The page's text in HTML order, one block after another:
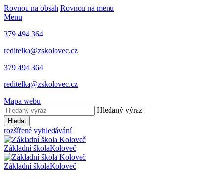
Rovnou na obsah Rovnou na menu
Menu
379 494 364
reditelka@zskolovec.cz
379 494 364
reditelka@zskolovec.cz
Mapa webu
Hledaný výraz
Hledat
rozšířené vyhledávání
Základní školaKoloveč
Základní školaKoloveč